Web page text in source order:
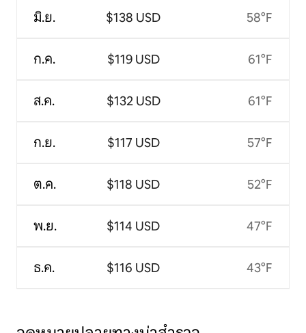
มิ.ย.
ก.ค.
ส.ค.
ก.ย.
ต.ค.
พ.ย.
ธ.ค.
$138 USD
$119 USD
$132 USD
$117 USD
$118 USD
$114 USD
$116 USD
58°F
61°F
61°F
57°F
52°F
47°F
43°F